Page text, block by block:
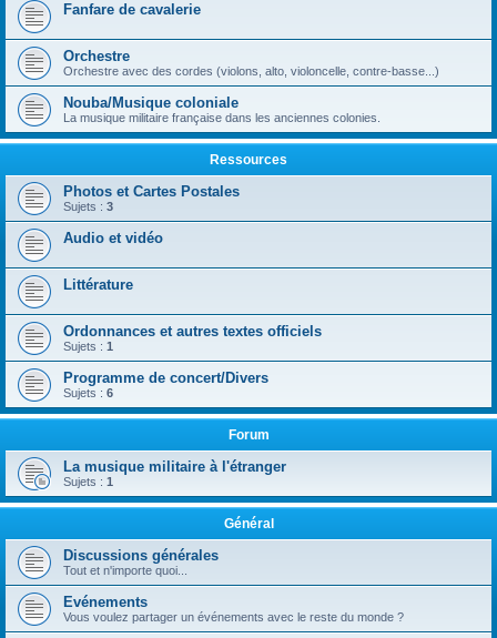
Fanfare de cavalerie
Orchestre
Orchestre avec des cordes (violons, alto, violoncelle, contre-basse...)
Nouba/Musique coloniale
La musique militaire française dans les anciennes colonies.
Ressources
Photos et Cartes Postales
Sujets : 3
Audio et vidéo
Littérature
Ordonnances et autres textes officiels
Sujets : 1
Programme de concert/Divers
Sujets : 6
Forum
La musique militaire à l'étranger
Sujets : 1
Général
Discussions générales
Tout et n'importe quoi...
Evénements
Vous voulez partager un événements avec le reste du monde ?